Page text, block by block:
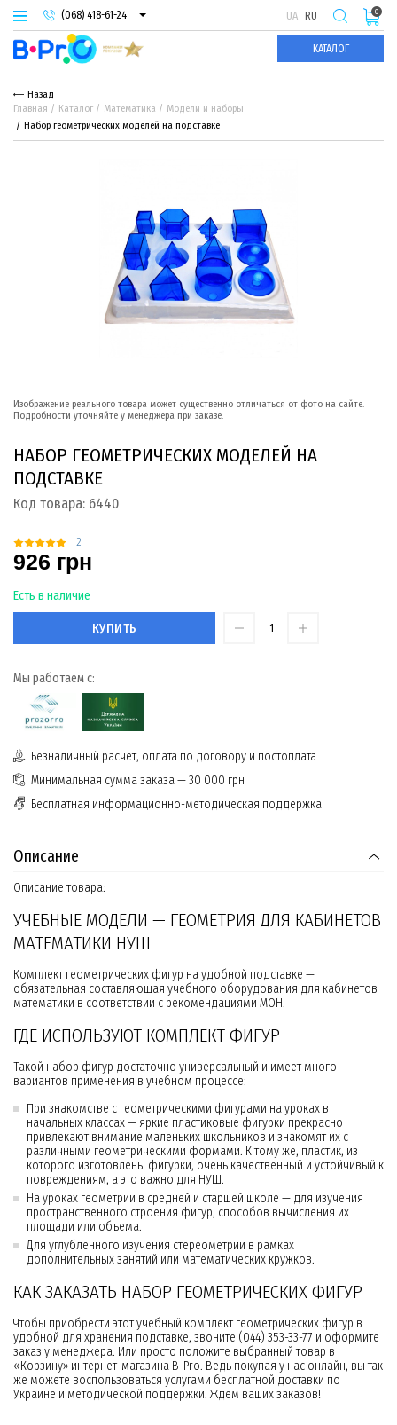
(068) 418-61-24
(093) 974-66-94
(095) 987-29-55
UA RU
КАТАЛОГ
0
Назад
Главная
Каталог Математика
Модели и наборы
Набор геометрических моделей на подставке
Изображение реального товара может существенно отличаться от фото на сайте.
Подробности уточняйте у менеджера при заказе.
НАБОР ГЕОМЕТРИЧЕСКИХ МОДЕЛЕЙ НА
ПОДСТАВКЕ
Код товара: 6440
2
926 грн
Есть в наличие
КУПИТЬ
Мы работаем с:
Безналичный расчет, оплата по договору и постоплата
Минимальная сумма заказа — 30 000 грн
Бесплатная информационно-методическая поддержка
Описание
Описание товара:
УЧЕБНЫЕ МОДЕЛИ — ГЕОМЕТРИЯ ДЛЯ КАБИНЕТОВ
МАТЕМАТИКИ НУШ
Комплект геометрических фигур на удобной подставке —
обязательная составляющая учебного оборудования для кабинетов
математики в соответствии с рекомендациями МОН.
ГДЕ ИСПОЛЬЗУЮТ КОМПЛЕКТ ФИГУР
Такой набор фигур достаточно универсальный и имеет много
вариантов применения в учебном процессе:
При знакомстве с геометрическими фигурами на уроках в
начальных классах — яркие пластиковые фигурки прекрасно
привлекают внимание маленьких школьников и знакомят их с
различными геометрическими формами. К тому же, пластик, из
которого изготовлены фигурки, очень качественный и устойчивый к
повреждениям, а это важно для НУШ.
На уроках геометрии в средней и старшей школе — для изучения
пространственного строения фигур, способов вычисления их
площади или объема.
Для углубленного изучения стереометрии в рамках
дополнительных занятий или математических кружков.
КАК ЗАКАЗАТЬ НАБОР ГЕОМЕТРИЧЕСКИХ ФИГУР
Чтобы приобрести этот учебный комплект геометрических фигур в
удобной для хранения подставке, звоните (044) 353-33-77 и оформите
заказ у менеджера. Или просто положите выбранный товар в
«Корзину» интернет-магазина B-Pro. Ведь покупая у нас онлайн, вы так
же можете воспользоваться услугами бесплатной доставки по
Украине и методической поддержки. Ждем ваших заказов!